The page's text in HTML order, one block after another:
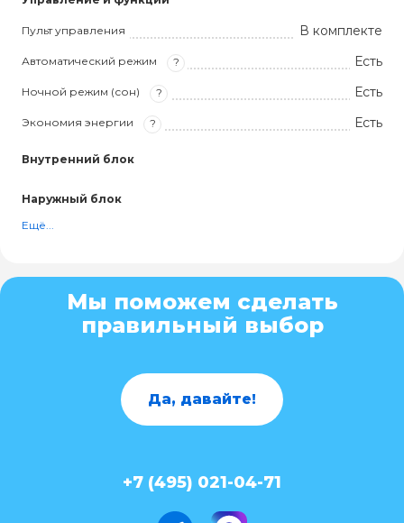
Пульт управления В комплекте
Автоматический режим ? Есть
Ночной режим (сон) ? Есть
Экономия энергии ? Есть
Внутренний блок
Наружный блок
Ещё...
Мы поможем сделать
правильный выбор
Да, давайте!
+7 (495) 021-04-71